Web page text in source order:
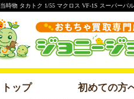
当時物 タカトク 1/55 マクロス VF-1S スーパーバ
トップ 初めての方